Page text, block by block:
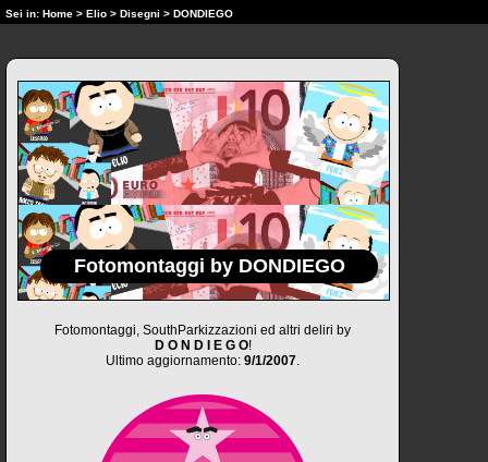
Sei in: Home > Elio > Disegni > DONDIEGO
Fotomontaggi by DONDIEGO
Fotomontaggi, SouthParkizzazioni ed altri deliri by
D O N D I E G O!
Ultimo aggiornamento: 9/1/2007.